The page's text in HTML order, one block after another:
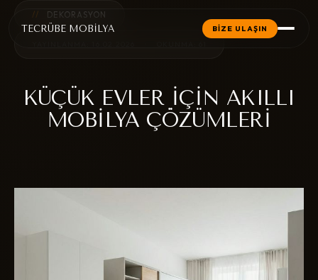
TECRÜBE MOBİLYA BİZE ULAŞIN
// DEKORASYON
KÜÇÜK EVLER İÇIN AKILLI
MOBILYA ÇÖZÜMLERI